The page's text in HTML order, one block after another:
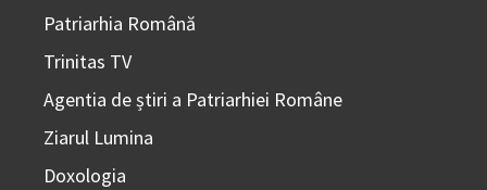
Patriarhia Română
Trinitas TV
Agentia de știri a Patriarhiei Române
Ziarul Lumina
Doxologia